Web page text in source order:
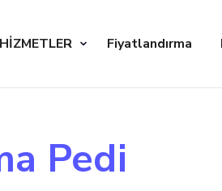
HİZMETLER Fiyatlandırma
Pedi